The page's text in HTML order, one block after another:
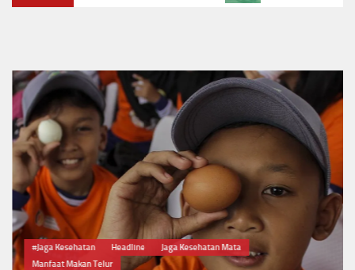
#Jaga Kesehatan Headline
Jaga Kesehatan Mata
Manfaat Makan Telur